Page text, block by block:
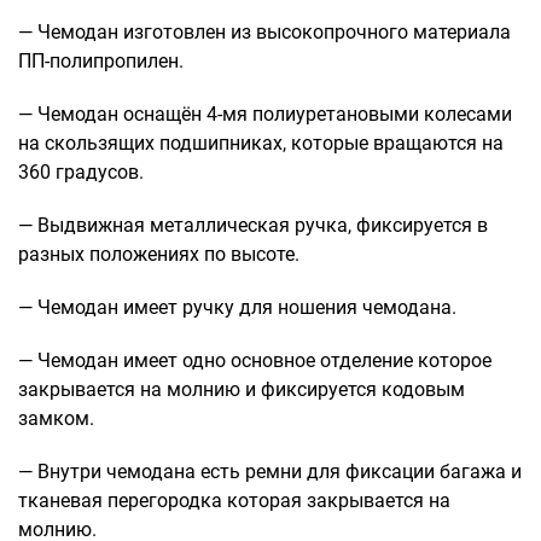
Ранцы школьные
Рюкзаки туристические
Рюкзаки для охоты-рыбалки
Кейсы и планшеты
Планшеты
Аксессуары
Чехлы для чемоданов
Пеналы для школы
— Чемодан изготовлен из высокопрочного материала
ПП-полипропилен.
— Чемодан оснащён 4-мя полиуретановыми колесами
на скользящих подшипниках, которые вращаются на
360 градусов.
— Выдвижная металлическая ручка, фиксируется в
разных положениях по высоте.
— Чемодан имеет ручку для ношения чемодана.
— Чемодан имеет одно основное отделение которое
закрывается на молнию и фиксируется кодовым
замком.
— Внутри чемодана есть ремни для фиксации багажа и
тканевая перегородка которая закрывается на
молнию.